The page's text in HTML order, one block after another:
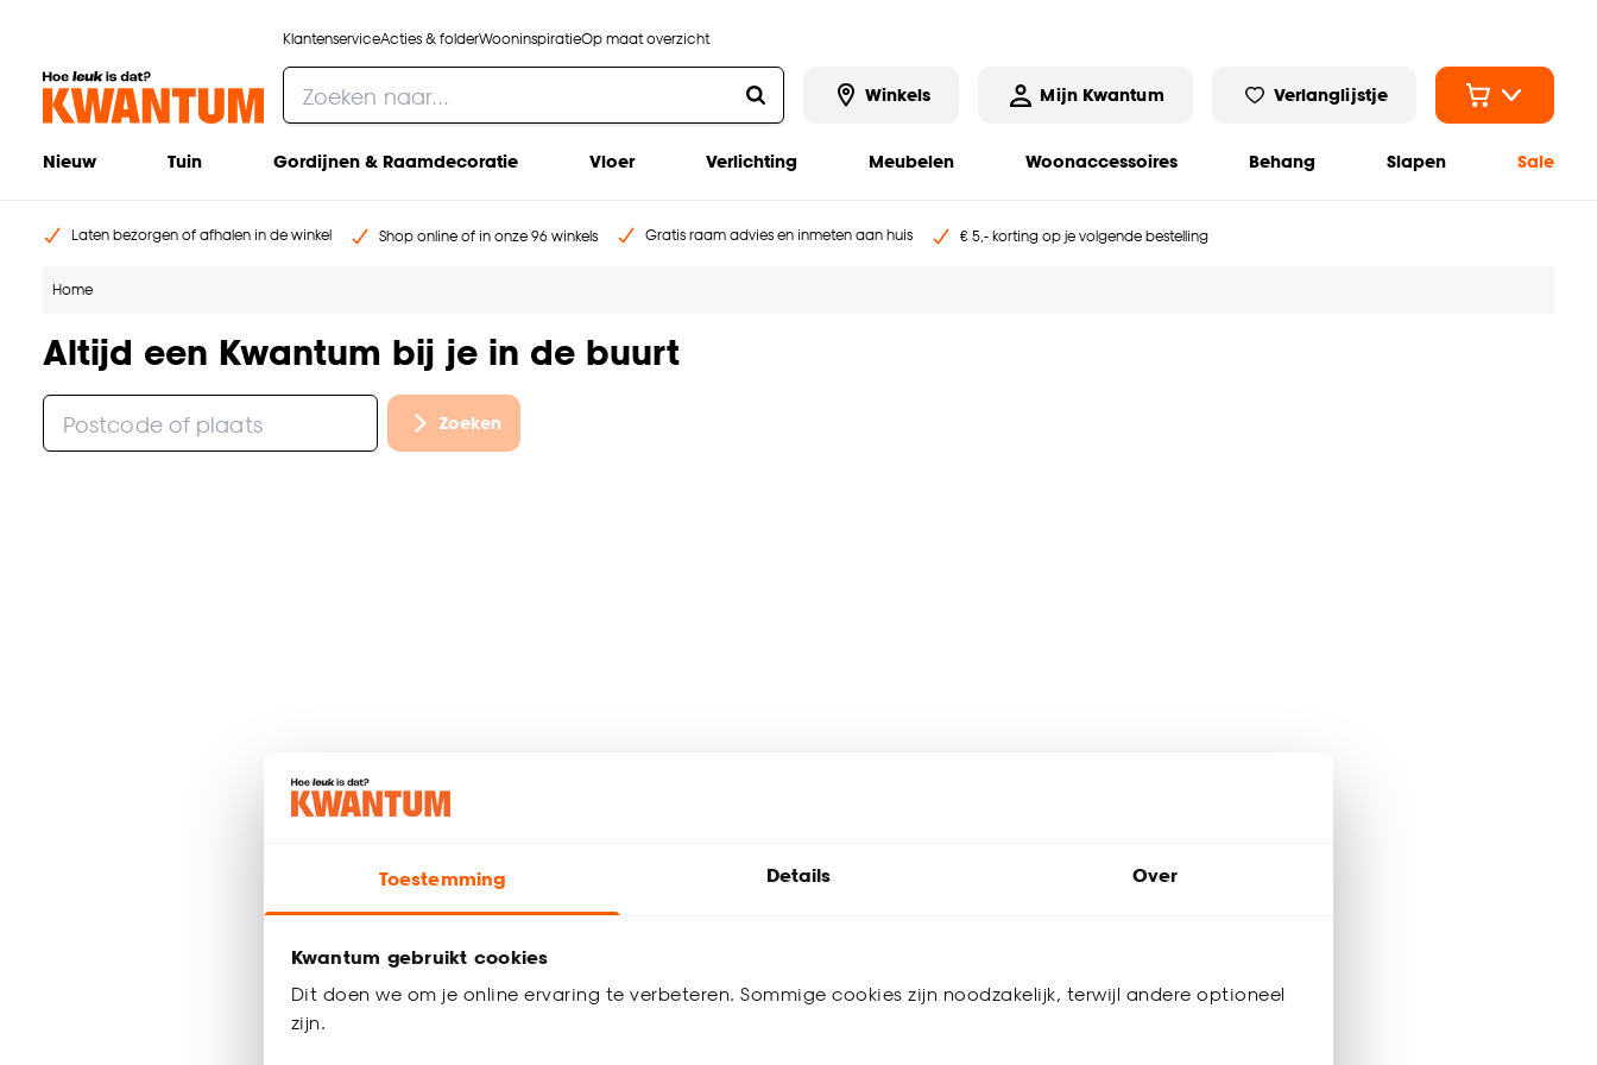
Toestemming Details Over
Kwantum gebruikt cookies
Dit doen we om je online ervaring te verbeteren. Sommige cookies zijn noodzakelijk, terwijl andere optioneel
zijn.
KlantenserviceActies & folderWooninspiratieOp maat overzicht
Winkels Mijn Kwantum Verlanglijstje
Nieuw Tuin Gordijnen & Raamdecoratie Vloer Verlichting Meubelen Woonaccessoires Behang Slapen Sale
Laten bezorgen of afhalen in de winkel Shop online of in onze 96 winkels Gratis raam advies en inmeten aan huis € 5,- korting op je volgende bestelling
Home
Altijd een Kwantum bij je in de buurt
Zoeken